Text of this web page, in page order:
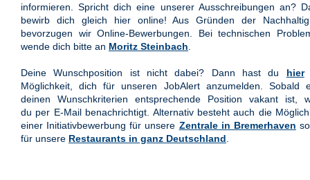
informieren. Spricht dich eine unserer Ausschreibungen an?
bewirb dich gleich hier online! Aus Gründen der
bevorzugen wir Online-Bewerbungen. Bei technischen
wende dich bitte an Moritz Steinbach
Deine Wunschposition ist nicht dabei? Dann hast du hier
Möglichkeit, dich für unseren JobAlert anzumelden. Sobald
deinen Wunschkriterien entsprechende Position vakant ist,
du per E-Mail benachrichtigt. Alternativ besteht auch die
einer Initiativbewerbung für unsere Zentrale in Bremerhaven
für unsere Restaurants in ganz Deutschland